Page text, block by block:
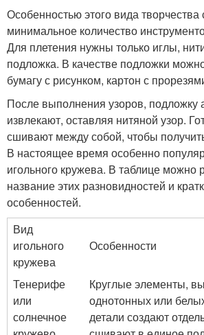
Особенностью этого вида творчества
минимальное количество
Для плетения нужны только иглы,
подложка. В качестве подложки
бумагу с рисунком, картон с
После выполнения узоров, подложку
извлекают, оставляя нитяной узор.
сшивают между собой, чтобы
В настоящее время особенно
игольного кружева. В таблице можно
название этих разновидностей и
особенностей.
Вид
игольного
кружева
Особенности
Тенерифе
или
солнечное
Круглые элементы,
однотонных или
детали создают